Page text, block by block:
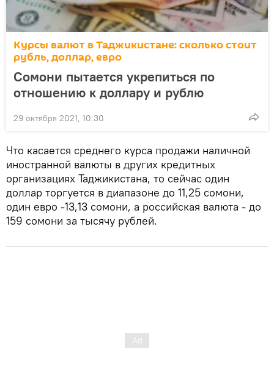
Курсы валют в Таджикистане: сколько стоит
рубль, доллар, евро
Сомони пытается укрепиться по
отношению к доллару и рублю
29 октября 2021, 10:30
Что касается среднего курса продажи наличной
иностранной валюты в других кредитных
организациях Таджикистана, то сейчас один
доллар торгуется в диапазоне до 11,25 сомони,
один евро -13,13 сомони, а российская валюта - до
159 сомони за тысячу рублей.